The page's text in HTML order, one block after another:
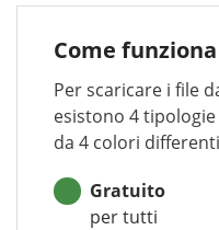
Come
Per scaricare i file
esistono 4
da 4 colori
Gratuito
per tutti